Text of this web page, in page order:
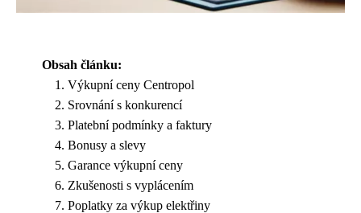
Obsah článku:
Výkupní ceny Centropol
Srovnání s konkurencí
Platební podmínky a faktury
Bonusy a slevy
Garance výkupní ceny
Zkušenosti s vyplácením
Poplatky za výkup elektřiny